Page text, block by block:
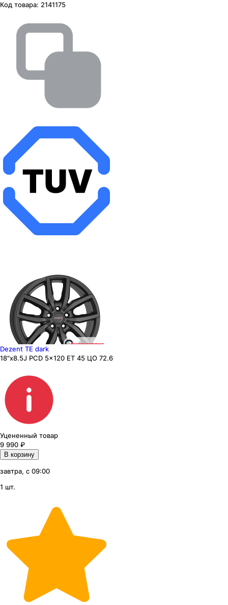
Код товара: 2141175
Dezent TE dark
18"x8.5J PCD 5x120 ЕТ 45 ЦО 72.6
Уцененный товар
9 990 ₽
В корзину
завтра, с 09:00
1 шт.